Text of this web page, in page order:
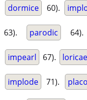
dormice 60).
63). parodic 64).
impearl 67). loricae
implode 71).